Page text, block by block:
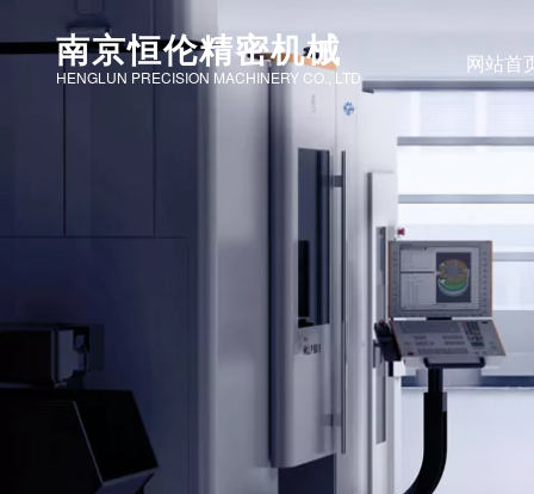
南京恒伦精密机械
HENGLUN PRECISION MACHINERY CO., LTD
网站首